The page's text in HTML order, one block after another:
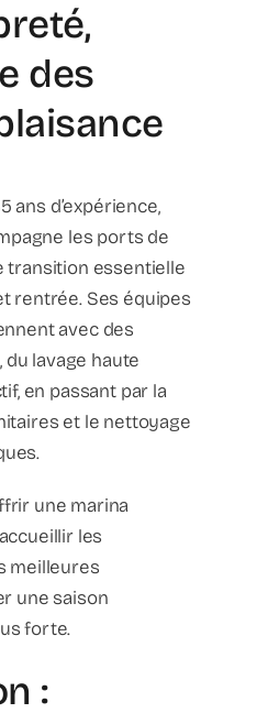
des
ans d’expérience,
les ports de
transition essentielle
rentrée. Ses équipes
avec des
lavage haute
en passant par la
et le nettoyage
une marina
les
meilleures
une saison
forte.
: